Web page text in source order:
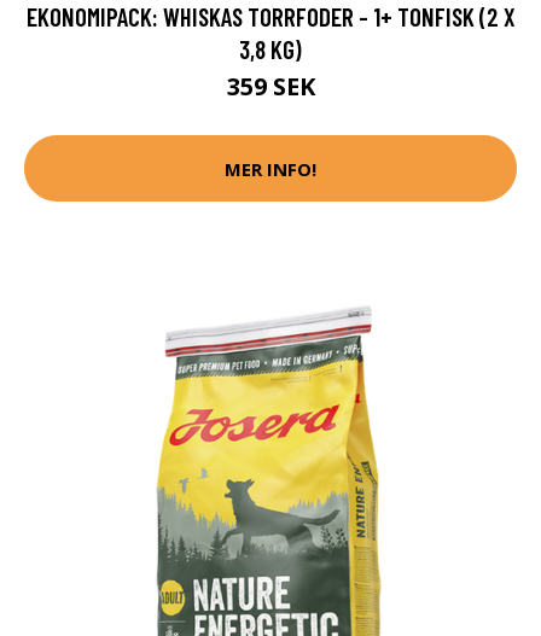
EKONOMIPACK: WHISKAS TORRFODER - 1+ TONFISK (2 X
3,8 KG)
359 SEK
MER INFO!